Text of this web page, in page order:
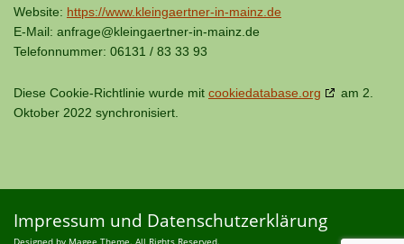
Website: https://www.kleingaertner-in-mainz.de
E-Mail: anfrage@kleingaertner-in-mainz.de
Telefonnummer: 06131 / 83 33 93
Diese Cookie-Richtlinie wurde mit cookiedatabase.org
am 2.
Oktober 2022 synchronisiert.
Impressum und Datenschutzerklärung
Designed by Magee Theme. All Rights Reserved.